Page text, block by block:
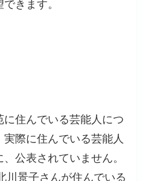
きます。
住んでいる芸能人につ
際に住んでいる芸能人
公表されていません。
川景子さんが住んでいる